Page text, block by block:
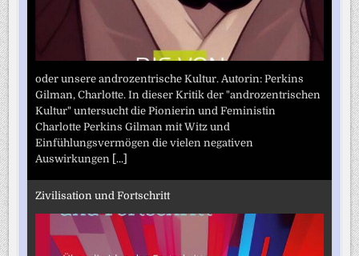
oder unsere androzentrische Kultur. Autorin: Perkins
Gilman, Charlotte. In dieser Kritik der "androzentrischen
Kultur" untersucht die Pionierin und Feministin
Charlotte Perkins Gilman mit Witz und
Einfühlungsvermögen die vielen negativen
Auswirkungen [...]
Zivilisation und Fortschritt